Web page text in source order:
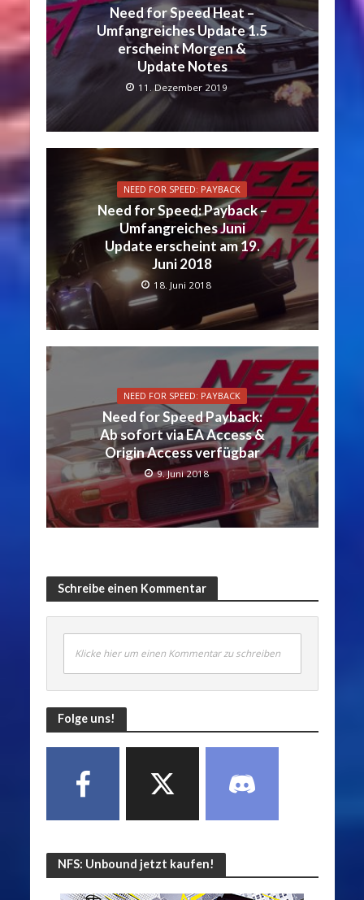
Need for Speed Heat –
Umfangreiches Update 1.5
erscheint Morgen &
Update Notes
11. Dezember 2019
NEED FOR SPEED: PAYBACK
Need for Speed: Payback –
Umfangreiches Juni
Update erscheint am 19.
Juni 2018
18. Juni 2018
NEED FOR SPEED: PAYBACK
Need for Speed Payback:
Ab sofort via EA Access &
Origin Access verfügbar
9. Juni 2018
Schreibe einen Kommentar
Klicke hier um einen Kommentar zu schreiben
Folge uns!
NFS: Unbound jetzt kaufen!